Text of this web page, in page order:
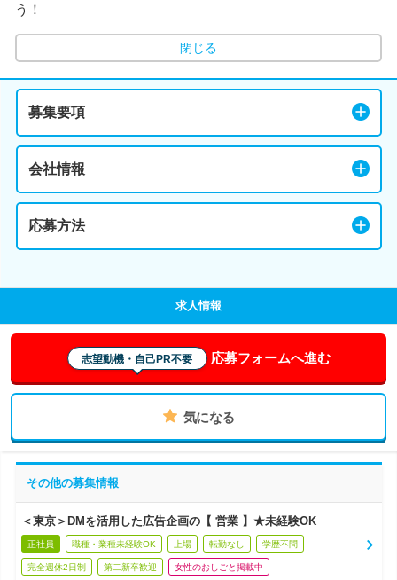
う！
閉じる
募集要項
会社情報
応募方法
求人情報
志望動機・自己PR不要 応募フォームへ進む
気になる
その他の募集情報
＜東京＞DMを活用した広告企画の【 営業 】★未経験OK
正社員 職種・業種未経験OK 上場 転勤なし 学歴不問
完全週休2日制 第二新卒歓迎 女性のおしごと掲載中